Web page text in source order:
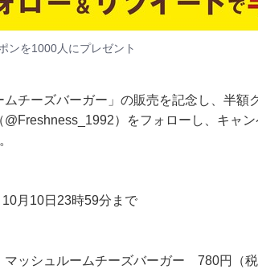
ンを1000人にプレゼント
ムチーズバーガー」の販売を記念し、半
@Freshness_1992）をフォローし、キャ
月10日23時59分まで
マッシュルームチーズバーガー 780円（税